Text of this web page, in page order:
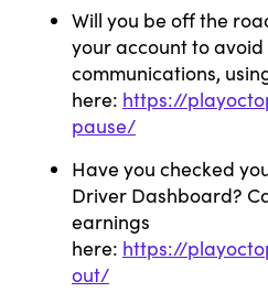
Will you be off the
your account to
communications,
here: https://
pause/
Have you checked
Driver Dashboard?
earnings
here: https://
out/